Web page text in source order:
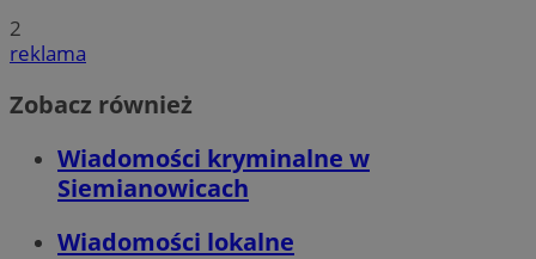
2
reklama
Zobacz również
Wiadomości kryminalne w
Siemianowicach
Wiadomości lokalne